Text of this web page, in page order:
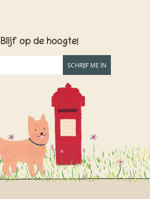
Blijf op de hoogte!
SCHRIJF ME IN